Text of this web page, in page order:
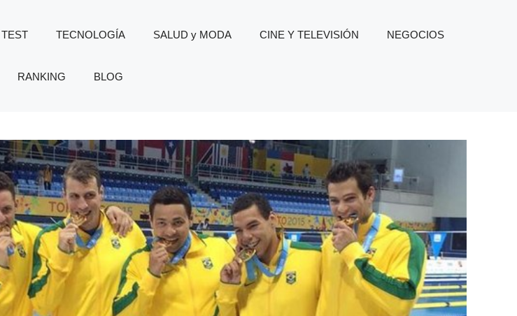
TEST TECNOLOGÍA SALUD y MODA CINE Y TELEVISIÓN NEGOCIOS
RANKING BLOG